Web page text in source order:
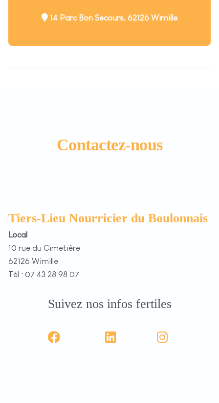
14 Parc Bon Secours, 62126 Wimille
Contactez-nous
Tiers-Lieu Nourricier du Boulonnais
Local
10 rue du Cimetière
62126 Wimille
Tél : 07 43 28 98 07
Suivez nos infos fertiles